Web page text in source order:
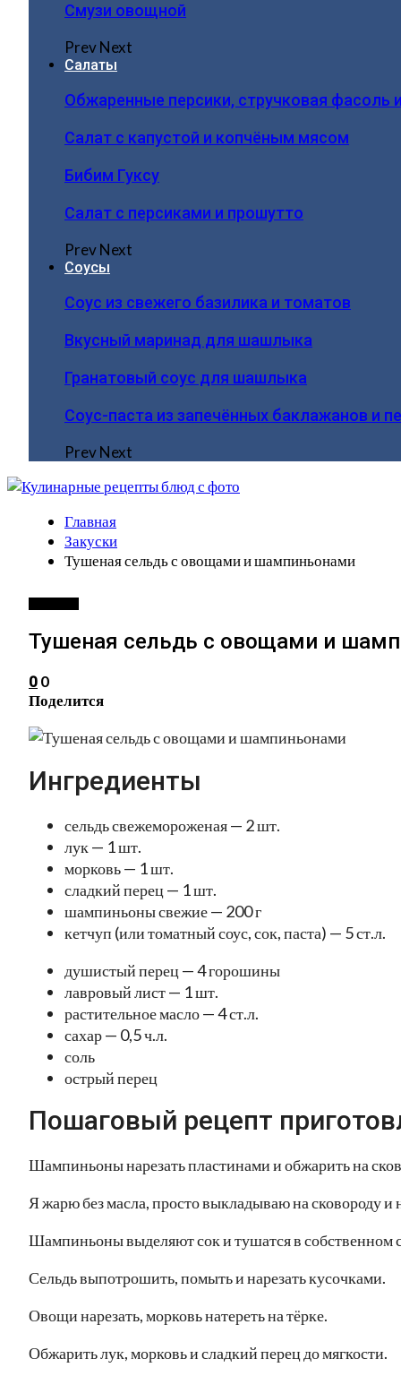
Смузи овощной
PrevNext
Салаты
Обжаренные персики, стручковая фасоль
Салат с капустой и копчёным мясом
Бибим Гуксу
Салат с персиками и прошутто
PrevNext
Соусы
Соус из свежего базилика и томатов
Вкусный маринад для шашлыка
Гранатовый соус для шашлыка
Соус-паста из запечённых баклажанов и
PrevNext
Главная
Закуски
Тушеная сельдь с овощами и шампиньонами
Тушеная сельдь с овощами и
0 0
Поделится
Ингредиенты
сельдь свежемороженая — 2 шт.
лук — 1 шт.
морковь — 1 шт.
сладкий перец — 1 шт.
шампиньоны свежие — 200 г
кетчуп (или томатный соус, сок, паста) — 5 ст.л.
душистый перец — 4 горошины
лавровый лист — 1 шт.
растительное масло — 4 ст.л.
сахар — 0,5 ч.л.
соль
острый перец
Пошаговый рецепт
Шампиньоны нарезать пластинами и обжарить на
Я жарю без масла, просто выкладываю на сковороду и
Шампиньоны выделяют сок и тушатся в собственном
Сельдь выпотрошить, помыть и нарезать кусочками.
Овощи нарезать, морковь натереть на тёрке.
Обжарить лук, морковь и сладкий перец до мягкости.